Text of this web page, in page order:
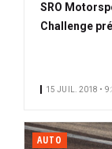
SRO
Challenge
15 JUIL. 2018 •
AUTO